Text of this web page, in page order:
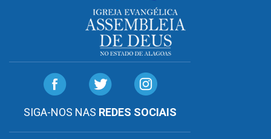
SIGA-NOS NAS REDES SOCIAIS